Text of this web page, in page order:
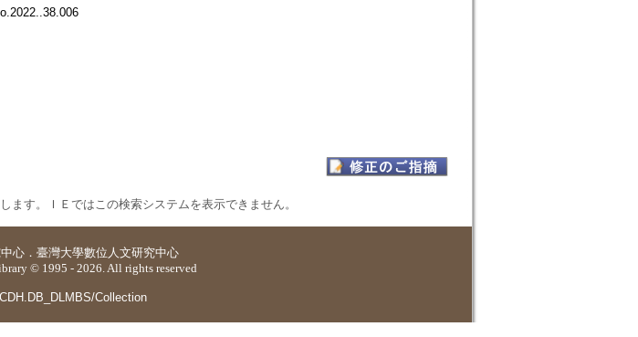
ます。ＩＥではこの検索システムを表示できません。
心 ． 臺灣大學數位人文研究中心
© 1995 - 2026. All rights reserved
Collection